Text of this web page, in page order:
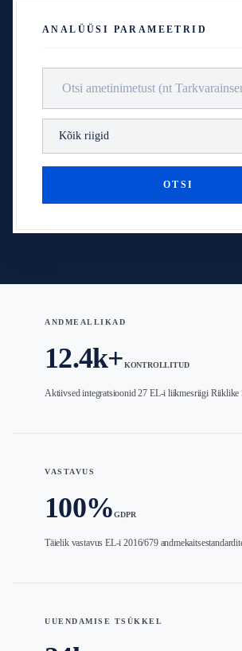
ANALÜÜSI PARAMEETRID
OTSI
ANDMEALLIKAD
12.4k+KONTROLLITUD
Aktiivsed integratsioonid 27 EL-i liikmesriigi Riiklike
VASTAVUS
100%GDPR
Täielik vastavus EL-i 2016/679
UUENDAMISE TSÜKKEL